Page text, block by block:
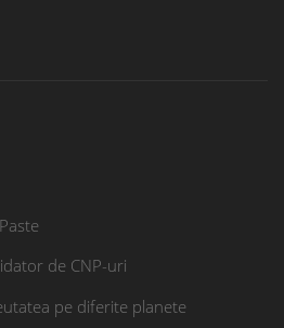
de CNP-uri
pe diferite planete